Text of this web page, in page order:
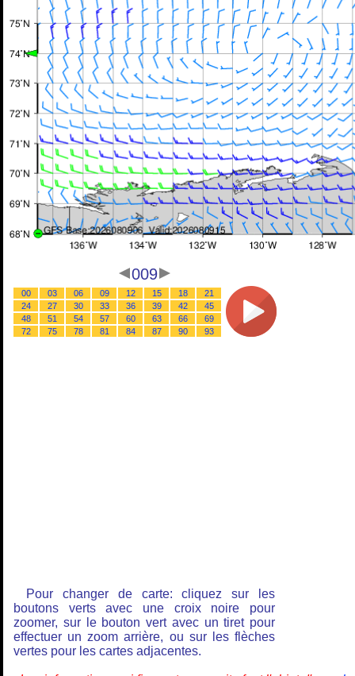
009
00 03 06 09 12 15 18
21
24
27 30 33 36 39 42
45
48
51 54 57 60 63 66
69
72
75 78 81 84 87 90 93
Pour changer de carte: cliquez sur les
boutons verts avec une croix noire pour
zoomer, sur le bouton vert avec un tiret pour
effectuer un zoom arrière, ou sur les flèches
vertes pour les cartes adjacentes.